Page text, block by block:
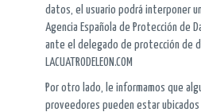
datos, el usuario podrá interponer
Agencia Española de Protección de
ante el delegado de protección de
LACUATRODELEON.COM
Por otro lado, le informamos que
proveedores pueden estar ubicados